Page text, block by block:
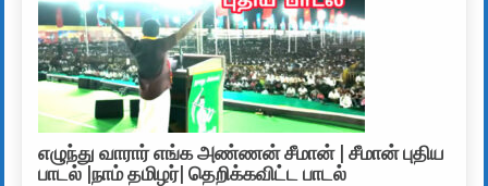
எழுந்து வாரார் எங்க அண்ணன் சீமான் | சீமான் புதிய
பாடல் |நாம் தமிழர்| தெறிக்கவிட்ட பாடல்